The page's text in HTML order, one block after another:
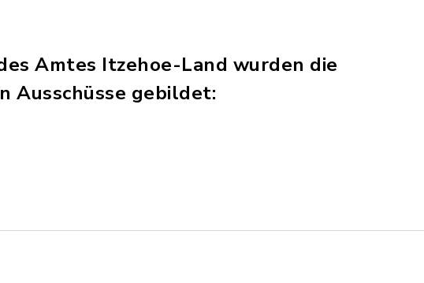
Amtes Itzehoe-Land wurden die
Ausschüsse gebildet: